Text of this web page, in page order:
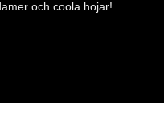
och coola hojar!